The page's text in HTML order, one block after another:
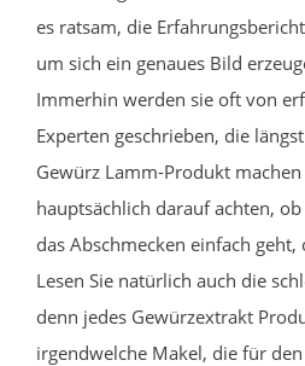
es ratsam, die
um sich ein genaues Bild
Immerhin werden sie oft von
Experten geschrieben, die
Gewürz Lamm-Produkt
hauptsächlich darauf achten,
das Abschmecken einfach
Lesen Sie natürlich auch die
denn jedes Gewürzextrakt
irgendwelche Makel, die für